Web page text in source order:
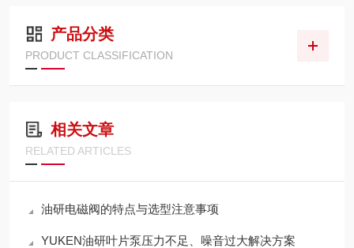
产品分类
PRODUCT CLASSIFICATION
相关文章
RELATED ARTICLES
油研电磁阀的特点与选型注意事项
YUKEN油研叶片泵压力不足、噪音过大解决方案